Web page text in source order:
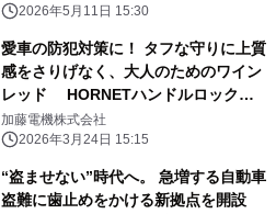
2026年5月11日 15:30
愛車の防犯対策に！ タフな守りに上質
感をさりげなく、大人のためのワイン
レッド HORNETハンドルロック
LH-7MR4月3日(金)発売
加藤電機株式会社
2026年3月24日 15:15
“盗ませない”時代へ。 急増する自動車
盗難に歯止めをかける新拠点を開設